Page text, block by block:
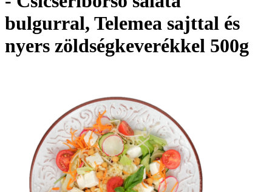
bulgurral, Telemea sajttal és
nyers zöldségkeverékkel 500g